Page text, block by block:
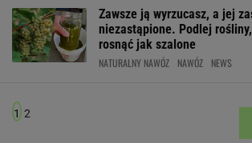
Zawsze ją wyrzucasz, a jej
niezastąpione. Podlej
rosnąć jak szalone
NATURALNY NAWÓZ NAWÓZ NEWS
1 2